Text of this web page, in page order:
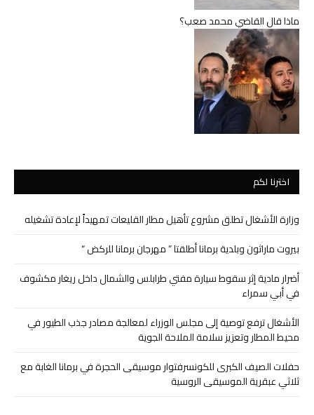
ماذا قال القاضي محمد صعب؟
اخترنا لكم
وزارة الأشغال تطلق مشروع تأهيل مطار القليعات تمهيداً لإعادة تشغيله
بيروت ماراثون وبلدية برمانا أطلقتا ” مهرجان برمانا للركض “
أضرار مادية إثر سقوط سيارة مفتي طرابلس والشمال داخل ريغار مكشوف
في أبي سمراء
الأشغال ترفع توصية إلى مجلس الوزراء لمعالجة مصادر جذب الطيور في
محيط المطار وتعزيز سلامة الملاحة الجوية
حفلات الصيف الكبرى للكونسرفتوار موسيقى الحجرة في برمانا الغابة مع
ثلاثي عبقرية الموسيقى الروسية